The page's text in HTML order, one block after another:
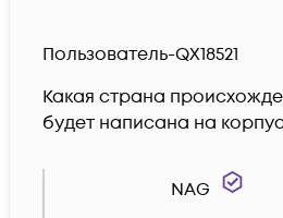
Пользователь-QX18521
Какая страна
будет написана на
NAG